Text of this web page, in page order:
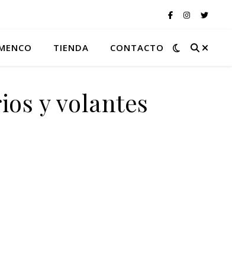
TIENDA CONTACTO
y volantes